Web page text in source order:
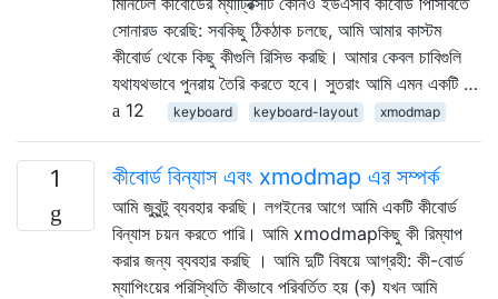
সোনারড করেছি: সবকিছু ঠিকঠাক চলছে, আমি আমার কাস্টম
কীবোর্ড থেকে কিছু কীগুলি রিসিভ করছি। আমার কেবল চাবিগুলি
যথাযথভাবে পুনরায় তৈরি করতে হবে। সুতরাং আমি এমন একটি …
12
keyboard keyboard-layout xmodmap
1 কীবোর্ড বিন্যাস এবং xmodmap এর সম্পর্ক
আমি জুবুন্টু ব্যবহার করছি। লগইনের আগে আমি একটি কীবোর্ড
বিন্যাস চয়ন করতে পারি। আমি xmodmapকিছু কী রিম্যাপ
করার জন্য ব্যবহার করছি । আমি দুটি বিষয়ে আগ্রহী: কী-বোর্ড
ম্যাপিংয়ের পরিস্থিতি কীভাবে পরিবর্তিত হয় (ক) যখন আমি